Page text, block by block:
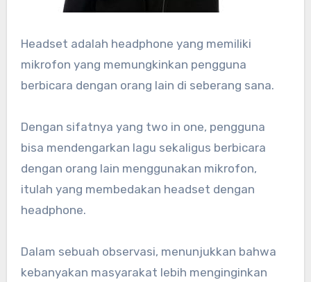
Headset adalah headphone yang memiliki
mikrofon yang memungkinkan pengguna
berbicara dengan orang lain di seberang sana.
Dengan sifatnya yang two in one, pengguna
bisa mendengarkan lagu sekaligus berbicara
dengan orang lain menggunakan mikrofon,
itulah yang membedakan headset dengan
headphone.
Dalam sebuah observasi, menunjukkan bahwa
kebanyakan masyarakat lebih menginginkan